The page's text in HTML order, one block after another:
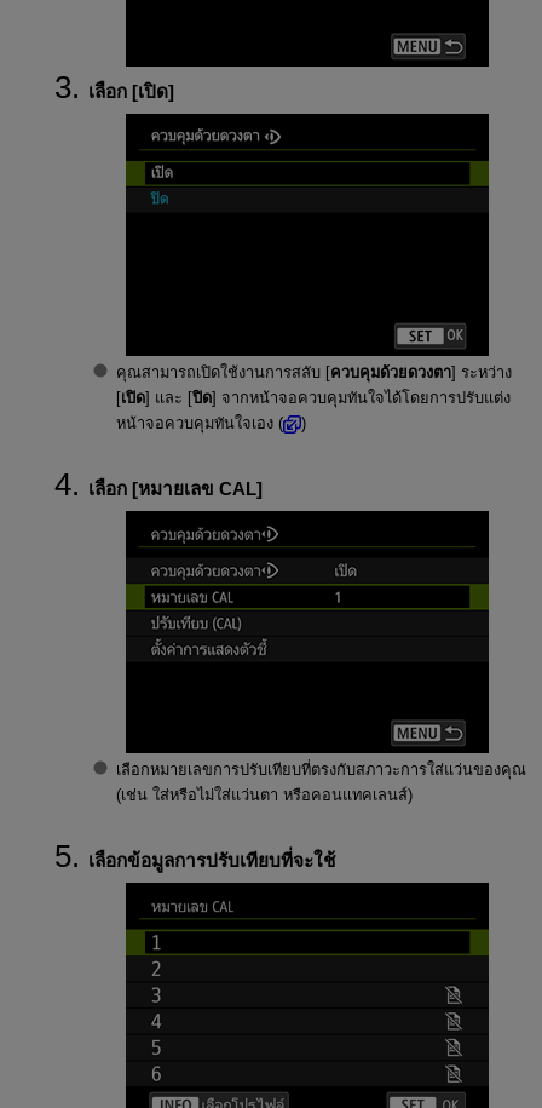
เลือก [เปิด]
คุณสามารถเปิดใช้งานการสลับ [ควบคุมด้วยดวงตา] ระหว่าง
[เปิด] และ [ปิด] จากหน้าจอควบคุมทันใจได้โดยการปรับแต่ง
หน้าจอควบคุมทันใจเอง (
)
เลือก [หมายเลข CAL]
เลือกหมายเลขการปรับเทียบที่ตรงกับสภาวะการใส่แว่นของคุณ
(เช่น ใส่หรือไม่ใส่แว่นตา หรือคอนแทคเลนส์)
เลือกข้อมูลการปรับเทียบที่จะใช้